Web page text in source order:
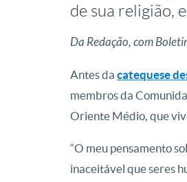
de sua religião,
Da Redação, com
Antes da catequese
membros da
Oriente Médio, que
“O meu pensamento
inaceitável que seres